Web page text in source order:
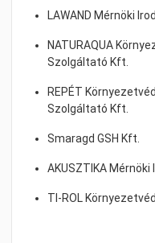
LAWAND Mérnöki
NATURAQUA
Szolgáltató Kft.
REPÉT
Szolgáltató Kft.
Smaragd GSH Kft.
AKUSZTIKA Mérnöki
TI-ROL